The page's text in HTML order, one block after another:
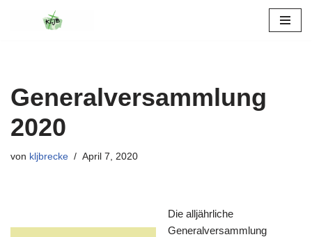
Generalversammlung
2020
von kljbrecke April 7, 2020
Die alljährliche
Generalversammlung